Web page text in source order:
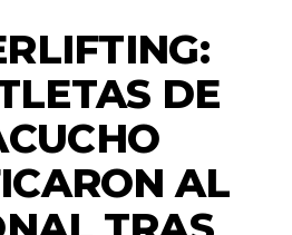
DE
AL